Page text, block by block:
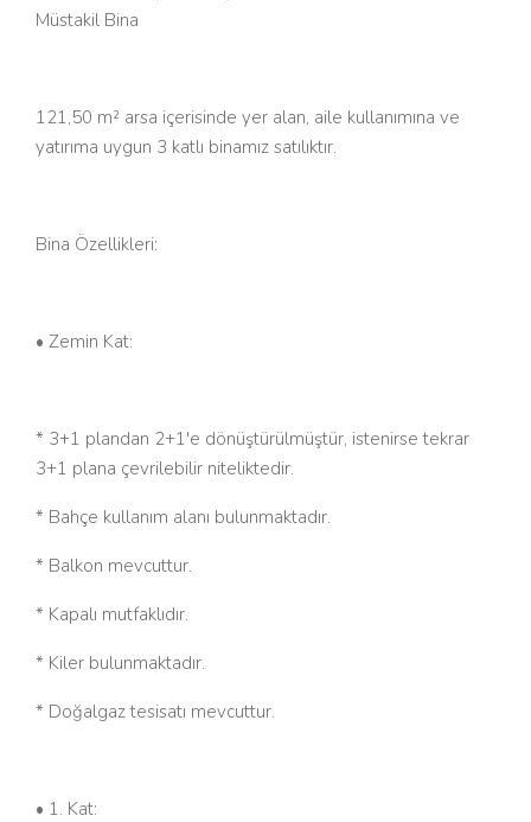
Müstakil Bina
121,50 m² arsa içerisinde yer alan, aile kullanımına ve
yatırıma uygun 3 katlı binamız satılıktır.
Bina Özellikleri:
• Zemin Kat:
* 3+1 plandan 2+1'e dönüştürülmüştür, istenirse tekrar
3+1 plana çevrilebilir niteliktedir.
* Bahçe kullanım alanı bulunmaktadır.
* Balkon mevcuttur.
* Kapalı mutfaklıdır.
* Kiler bulunmaktadır.
* Doğalgaz tesisatı mevcuttur.
• 1. Kat: